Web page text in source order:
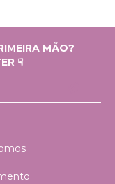
MÃO?
☟